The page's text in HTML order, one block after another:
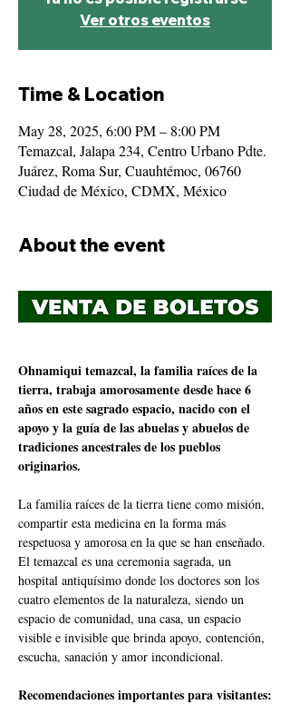
Ver otros eventos
Time & Location
May 28, 2025, 6:00 PM – 8:00 PM
Temazcal, Jalapa 234, Centro Urbano Pdte.
Juárez, Roma Sur, Cuauhtémoc, 06760
Ciudad de México, CDMX, México
About the event
Ohnamiqui temazcal, la familia raíces de la
tierra, trabaja amorosamente desde hace 6
años en este sagrado espacio, nacido con el
apoyo y la guía de las abuelas y abuelos de
tradiciones ancestrales de los pueblos
originarios.
La familia raíces de la tierra tiene como misión,
compartir esta medicina en la forma más
respetuosa y amorosa en la que se han enseñado.
El temazcal es una ceremonia sagrada, un
hospital antiquísimo donde los doctores son los
cuatro elementos de la naturaleza, siendo un
espacio de comunidad, una casa, un espacio
visible e invisible que brinda apoyo, contención,
escucha, sanación y amor incondicional.
Recomendaciones importantes para visitantes: